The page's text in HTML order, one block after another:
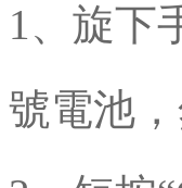
1
號電池